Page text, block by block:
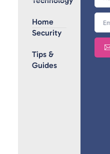
Home
Security
Tips &
Guides